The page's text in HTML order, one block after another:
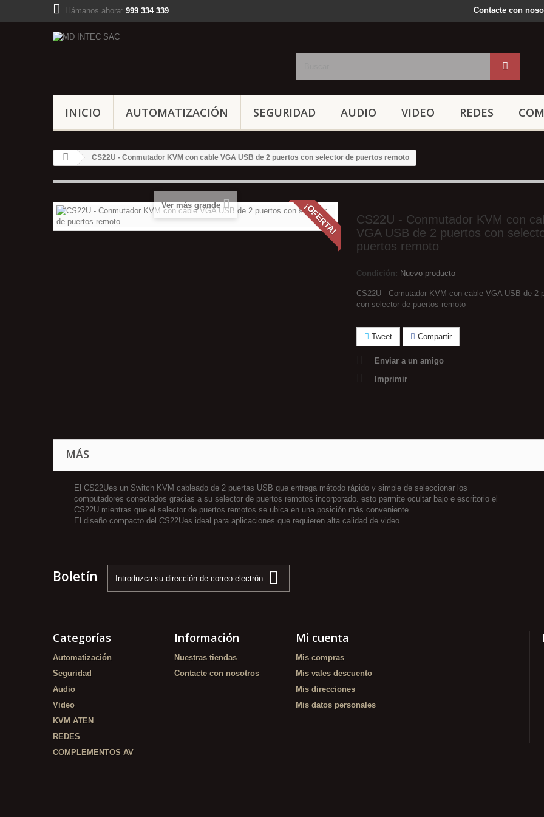
Contacte con
Llámanos ahora: 999 334 339
INICIO AUTOMATIZACIÓN SEGURIDAD AUDIO VIDEO REDES
CS22U - Conmutador KVM con cable VGA USB de 2 puertos con selector de puertos remoto
¡OFERTA!
Ver más grande
CS22U - Conmutador KVM con
VGA USB de 2 puertos con
puertos remoto
Condición: Nuevo producto
CS22U - Comutador KVM con cable VGA USB de 2
con selector de puertos remoto
Tweet Compartir
Enviar a un amigo
Imprimir
MÁS
El CS22Ues un Switch KVM cableado de 2 puertas USB que entrega método rápido y simple de seleccionar los
computadores conectados gracias a su selector de puertos remotos incorporado. esto permite ocultar bajo e escritorio el
CS22U mientras que el selector de puertos remotos se ubica en una posición más conveniente.
El diseño compacto del CS22Ues ideal para aplicaciones que requieren alta calidad de video
Boletín
Categorías
Automatización
Seguridad
Audio
Video
KVM ATEN
REDES
COMPLEMENTOS AV
Información
Nuestras tiendas
Contacte con nosotros
Mi cuenta
Mis compras
Mis vales descuento
Mis direcciones
Mis datos personales